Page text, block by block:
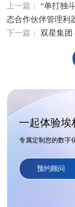
上一篇： “单打独
态合作伙伴管理利
下一篇： 双星集团
一起体验埃
专属定制您的数字
预约顾问